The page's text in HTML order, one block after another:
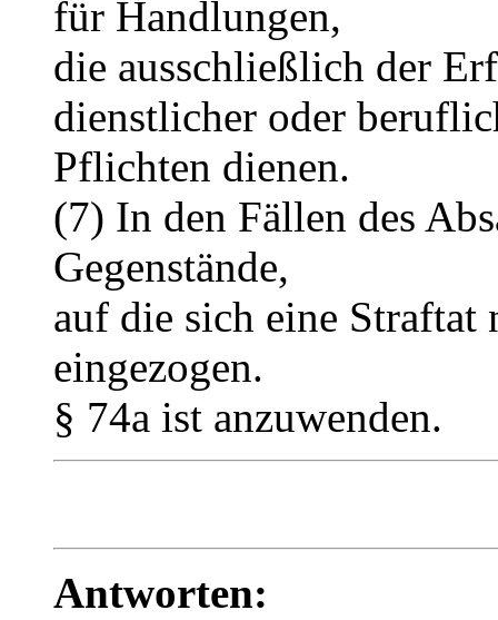
für Handlungen,
die ausschließlich der
dienstlicher oder
Pflichten dienen.
(7) In den Fällen des
Gegenstände,
auf die sich eine Straftat
eingezogen.
§ 74a ist anzuwenden.
Antworten: